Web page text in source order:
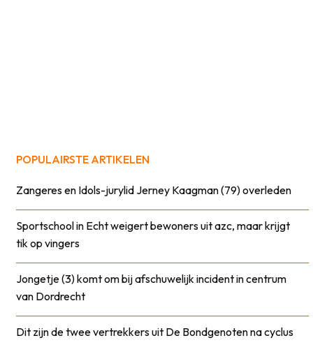
POPULAIRSTE ARTIKELEN
Zangeres en Idols-jurylid Jerney Kaagman (79) overleden
Sportschool in Echt weigert bewoners uit azc, maar krijgt
tik op vingers
Jongetje (3) komt om bij afschuwelijk incident in centrum
van Dordrecht
Dit zijn de twee vertrekkers uit De Bondgenoten na cyclus